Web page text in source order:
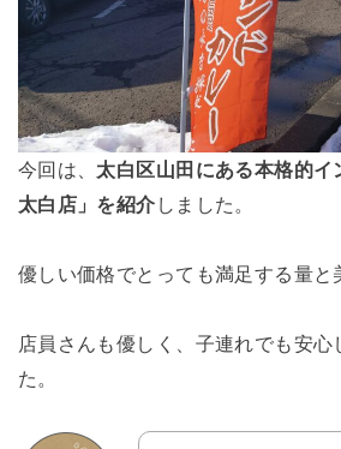
今回は、 太白区山田にある本格的イ
太白店」を紹介 しました。
優しい価格でとっても満足する量と
店員さんも優しく、子連れでも安心
た。